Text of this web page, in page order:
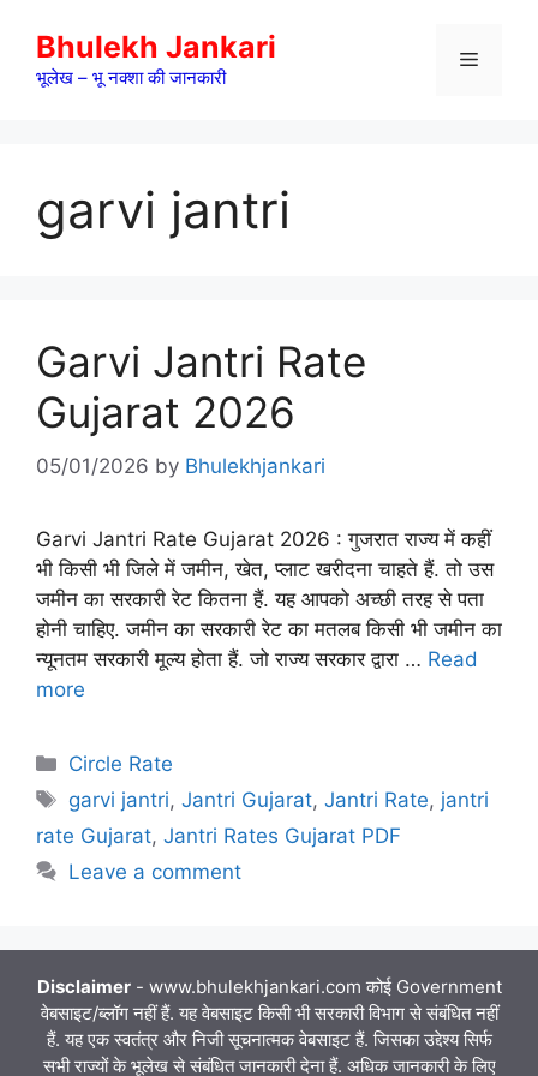
content
Bhulekh Jankari
भूलेख – भू नक्शा की जानकारी
Menu
garvi jantri
Garvi Jantri Rate
Gujarat 2026
05/01/2026 by Bhulekhjankari
Garvi Jantri Rate Gujarat 2026 : गुजरात राज्य में कहीं
भी किसी भी जिले में जमीन, खेत, प्लाट खरीदना चाहते हैं. तो उस
जमीन का सरकारी रेट कितना हैं. यह आपको अच्छी तरह से पता
होनी चाहिए. जमीन का सरकारी रेट का मतलब किसी भी जमीन का
न्यूनतम सरकारी मूल्य होता हैं. जो राज्य सरकार द्वारा … Read
more
Categories
Circle Rate
Tags
garvi jantri,Jantri Gujarat,Jantri Rate, jantri
rate Gujarat, Jantri Rates Gujarat PDF
Leave a comment
Disclaimer- www.bhulekhjankari.com कोई Government
वेबसाइट/ब्लॉग नहीं हैं. यह वेबसाइट किसी भी सरकारी विभाग से संबंधित नहीं
हैं. यह एक स्वतंत्र और निजी सूचनात्मक वेबसाइट हैं. जिसका उद्देश्य सिर्फ
सभी राज्यों के भूलेख से संबंधित जानकारी देना हैं. अधिक जानकारी के लिए